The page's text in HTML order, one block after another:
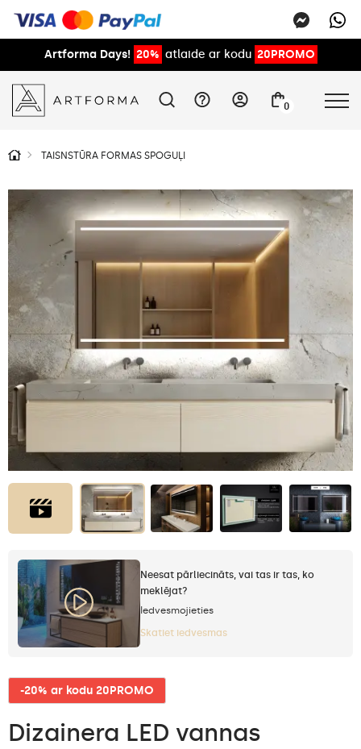
Artforma Days! 20% atlaide ar kodu 20PROMO
0
TAISNSTŪRA FORMAS SPOGUĻI
Neesat pārliecināts, vai tas ir tas, ko
meklējat?
Iedvesmojieties
Skatiet iedvesmas
-20% ar kodu 20PROMO
Dizainera LED vannas